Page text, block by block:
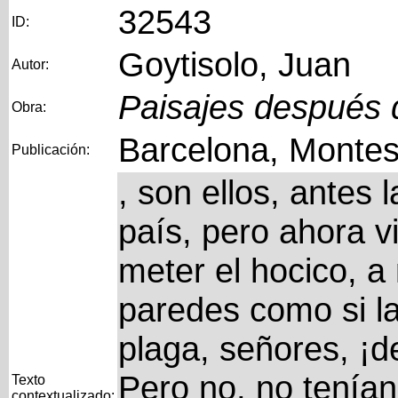
ID: 32543
Autor: Goytisolo, Juan
Obra: Paisajes después
Publicación: Barcelona,
Texto
, son ellos, antes
país, pero ahora
meter el hocico,
paredes como si
plaga, señores,
Pero no, no